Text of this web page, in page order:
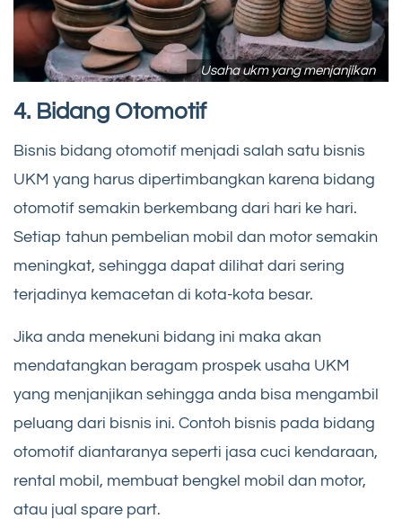
Usaha ukm yang menjanjikan
4. Bidang Otomotif
Bisnis bidang otomotif menjadi salah satu bisnis
UKM yang harus dipertimbangkan karena bidang
otomotif semakin berkembang dari hari ke hari.
Setiap tahun pembelian mobil dan motor semakin
meningkat, sehingga dapat dilihat dari sering
terjadinya kemacetan di kota-kota besar.
Jika anda menekuni bidang ini maka akan
mendatangkan beragam prospek usaha UKM
yang menjanjikan sehingga anda bisa mengambil
peluang dari bisnis ini. Contoh bisnis pada bidang
otomotif diantaranya seperti jasa cuci kendaraan,
rental mobil, membuat bengkel mobil dan motor,
atau jual spare part.